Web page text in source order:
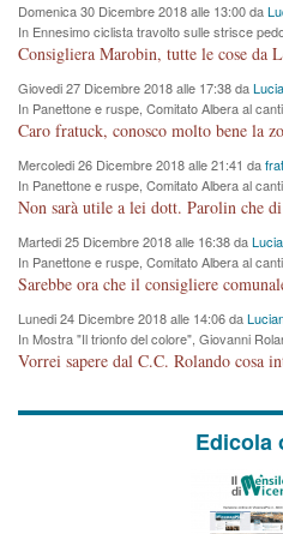
Domenica 30 Dicembre 2018 alle 13:00 da
In Ennesimo ciclista travolto sulle strisce
Comune si svegli"
Giovedi 27 Dicembre 2018 alle 17:38 da
In Panettone e ruspe, Comitato Albera al
cronoprogramma"
Mercoledi 26 Dicembre 2018 alle 21:41 da
In Panettone e ruspe, Comitato Albera al
cronoprogramma"
Martedi 25 Dicembre 2018 alle 16:38 da
In Panettone e ruspe, Comitato Albera al
cronoprogramma"
Lunedi 24 Dicembre 2018 alle 14:06 da
In Mostra "Il trionfo del colore", Giovanni
Edicola